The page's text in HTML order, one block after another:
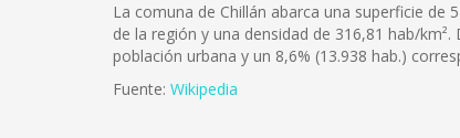
La comuna de Chillán abarca una superficie de
de la región y una densidad de 316,81 hab/
población urbana y un 8,6% (13.938 hab.)
Fuente: Wikipedia